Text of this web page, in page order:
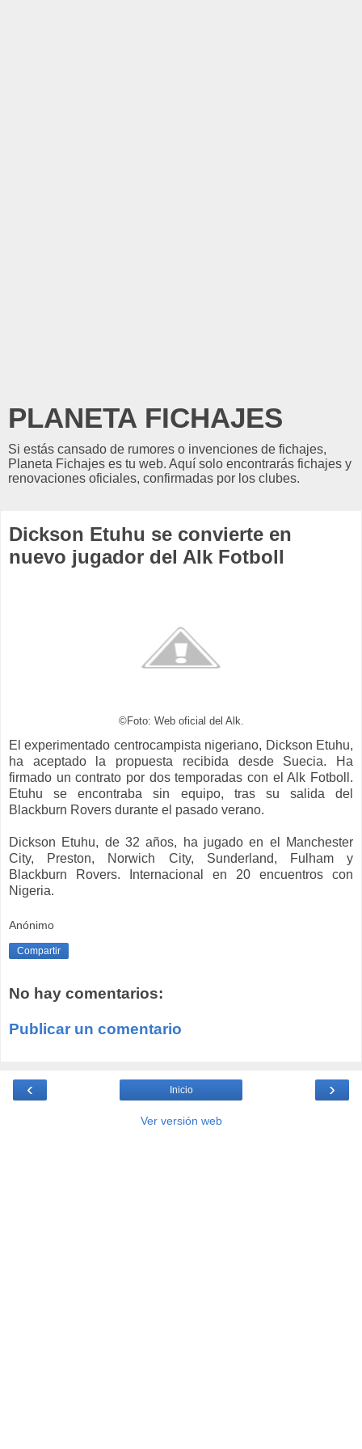
PLANETA FICHAJES
Si estás cansado de rumores o invenciones de fichajes,
Planeta Fichajes es tu web. Aquí solo encontrarás fichajes y
renovaciones oficiales, confirmadas por los clubes.
Dickson Etuhu se convierte en
nuevo jugador del Alk Fotboll
©Foto: Web oficial del Alk.
El experimentado centrocampista nigeriano, Dickson Etuhu,
ha aceptado la propuesta recibida desde Suecia. Ha
firmado un contrato por dos temporadas con el Alk Fotboll.
Etuhu se encontraba sin equipo, tras su salida del
Blackburn Rovers durante el pasado verano.
Dickson Etuhu, de 32 años, ha jugado en el Manchester
City, Preston, Norwich City, Sunderland, Fulham y
Blackburn Rovers. Internacional en 20 encuentros con
Nigeria.
Anónimo
Compartir
No hay comentarios:
Publicar un comentario
‹ ›
Inicio
Ver versión web